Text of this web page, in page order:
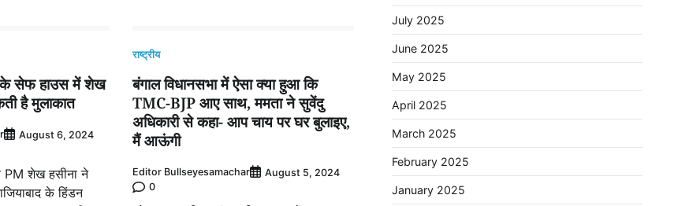
के सेफ हाउस में शेख
है मुलाकात
August 6, 2024
PM शेख हसीना ने
के हिंडन
राष्ट्रीय
बंगाल विधानसभा में ऐसा क्या हुआ कि
TMC-BJP आए साथ, ममता ने सुवेंदु
अधिकारी से कहा- आप चाय पर घर बुलाइए,
मैं आऊंगी
Editor Bullseyesamachar
August 5, 2024
0
July 2025
June 2025
May 2025
April 2025
March 2025
February 2025
January 2025